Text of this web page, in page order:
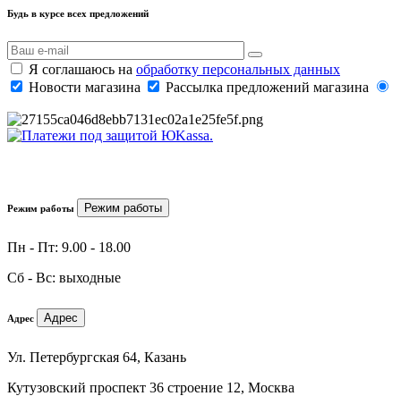
Будь в курсе всех предложений
Я соглашаюсь на обработку персональных данных
Новости магазина
Рассылка предложений магазина
Режим работы Режим работы
Пн - Пт: 9.00 - 18.00
Сб - Вс: выходные
Адрес Адрес
Ул. Петербургская 64, Казань
Кутузовский проспект 36 строение 12, Москва